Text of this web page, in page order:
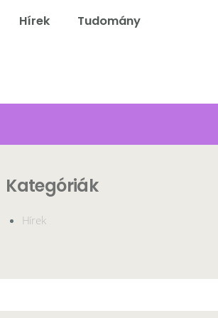
Hírek Tudomány
Kategóriák
Hírek